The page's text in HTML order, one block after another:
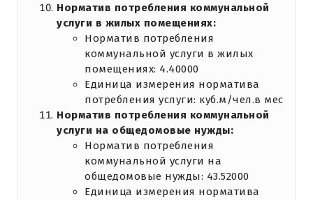
Норматив потребления коммунальной
услуги в жилых помещениях:
Норматив потребления
коммунальной услуги в жилых
помещениях: 4.40000
Единица измерения норматива
потребления услуги: куб.м/чел.в мес
Норматив потребления коммунальной
услуги на общедомовые нужды:
Норматив потребления
коммунальной услуги на
общедомовые нужды: 43.52000
Единица измерения норматива